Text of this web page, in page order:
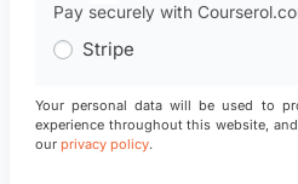
Pay securely with
Stripe
Your personal data will be used to
experience throughout this website,
our privacy policy.